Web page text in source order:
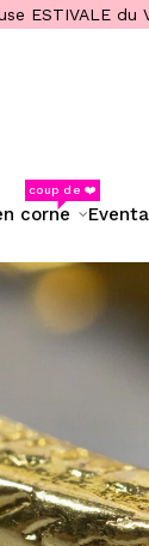
ESTIVALE du
corne
coup de ❤️